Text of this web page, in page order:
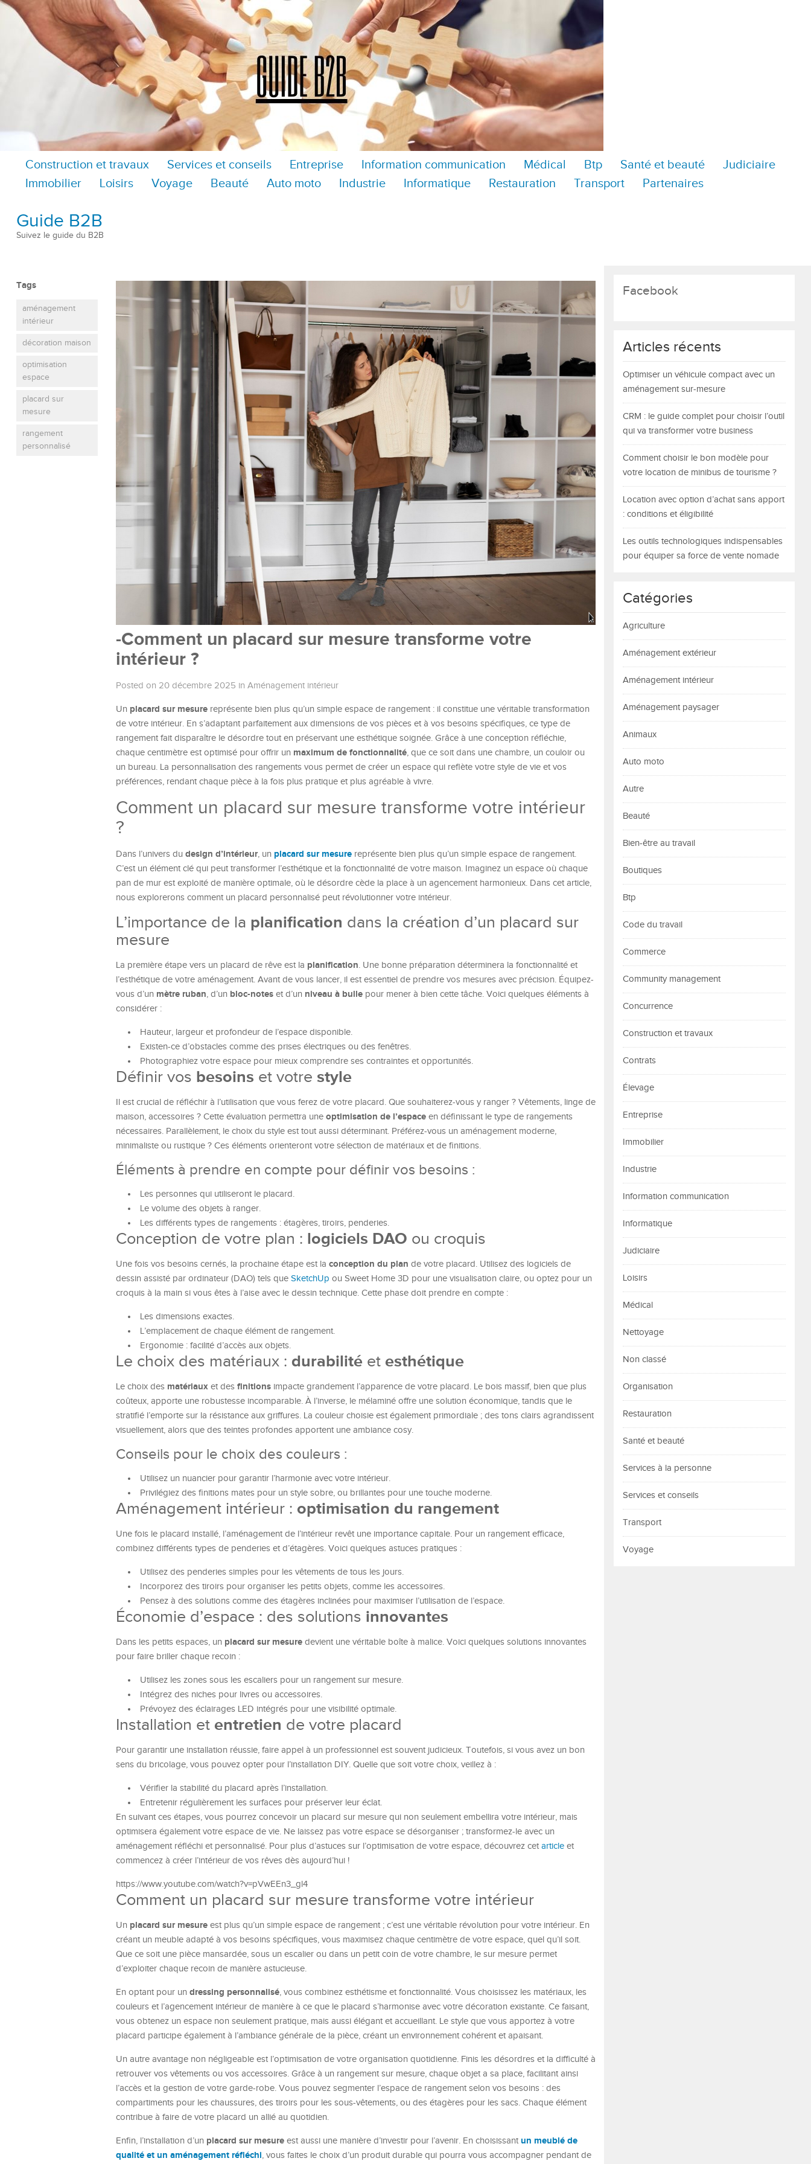
Construction et travaux Services et conseils Entreprise Information communication Médical Btp Santé et beauté
Judiciaire
Immobilier
Loisirs Voyage Beauté Auto moto Industrie Informatique Restauration Transport Partenaires
Guide B2B
Suivez le guide du B2B
Tags
aménagement
intérieur
décoration maison
optimisation
espace
placard sur
mesure
rangement
personnalisé
-Comment un placard sur mesure transforme votre
intérieur ?
Posted on 20 décembre 2025 in Aménagement intérieur
Un placard sur mesure représente bien plus qu’un simple espace de rangement : il constitue une véritable transformation
de votre intérieur. En s’adaptant parfaitement aux dimensions de vos pièces et à vos besoins spécifiques, ce type de
rangement fait disparaître le désordre tout en préservant une esthétique soignée. Grâce à une conception réfléchie,
chaque centimètre est optimisé pour offrir un maximum de fonctionnalité, que ce soit dans une chambre, un couloir ou
un bureau. La personnalisation des rangements vous permet de créer un espace qui reflète votre style de vie et vos
préférences, rendant chaque pièce à la fois plus pratique et plus agréable à vivre.
Comment un placard sur mesure transforme votre intérieur
?
Dans l’univers du design d’intérieur, un placard sur mesure représente bien plus qu’un simple espace de rangement.
C’est un élément clé qui peut transformer l’esthétique et la fonctionnalité de votre maison. Imaginez un espace où chaque
pan de mur est exploité de manière optimale, où le désordre cède la place à un agencement harmonieux. Dans cet article,
nous explorerons comment un placard personnalisé peut révolutionner votre intérieur.
L’importance de la planification dans la création d’un placard sur
mesure
La première étape vers un placard de rêve est la planification. Une bonne préparation déterminera la fonctionnalité et
l’esthétique de votre aménagement. Avant de vous lancer, il est essentiel de prendre vos mesures avec précision. Équipez-
vous d’un mètre ruban, d’un bloc-notes et d’un niveau à bulle pour mener à bien cette tâche. Voici quelques éléments à
considérer :
Hauteur, largeur et profondeur de l’espace disponible.
Existen-ce d’obstacles comme des prises électriques ou des fenêtres.
Photographiez votre espace pour mieux comprendre ses contraintes et opportunités.
Définir vos besoins et votre style
Il est crucial de réfléchir à l’utilisation que vous ferez de votre placard. Que souhaiterez-vous y ranger ? Vêtements, linge de
maison, accessoires ? Cette évaluation permettra une optimisation de l’espace en définissant le type de rangements
nécessaires. Parallèlement, le choix du style est tout aussi déterminant. Préférez-vous un aménagement moderne,
minimaliste ou rustique ? Ces éléments orienteront votre sélection de matériaux et de finitions.
Éléments à prendre en compte pour définir vos besoins :
Les personnes qui utiliseront le placard.
Le volume des objets à ranger.
Les différents types de rangements : étagères, tiroirs, penderies.
Conception de votre plan : logiciels DAO ou croquis
Une fois vos besoins cernés, la prochaine étape est la conception du plan de votre placard. Utilisez des logiciels de
dessin assisté par ordinateur (DAO) tels que SketchUp ou Sweet Home 3D pour une visualisation claire, ou optez pour un
croquis à la main si vous êtes à l’aise avec le dessin technique. Cette phase doit prendre en compte :
Les dimensions exactes.
L’emplacement de chaque élément de rangement.
Ergonomie : facilité d’accès aux objets.
Le choix des matériaux : durabilité et esthétique
Le choix des matériaux et des finitions impacte grandement l’apparence de votre placard. Le bois massif, bien que plus
coûteux, apporte une robustesse incomparable. À l’inverse, le mélaminé offre une solution économique, tandis que le
stratifié l’emporte sur la résistance aux griffures. La couleur choisie est également primordiale ; des tons clairs agrandissent
visuellement, alors que des teintes profondes apportent une ambiance cosy.
Conseils pour le choix des couleurs :
Utilisez un nuancier pour garantir l’harmonie avec votre intérieur.
Privilégiez des finitions mates pour un style sobre, ou brillantes pour une touche moderne.
Aménagement intérieur : optimisation du rangement
Une fois le placard installé, l’aménagement de l’intérieur revêt une importance capitale. Pour un rangement efficace,
combinez différents types de penderies et d’étagères. Voici quelques astuces pratiques :
Utilisez des penderies simples pour les vêtements de tous les jours.
Incorporez des tiroirs pour organiser les petits objets, comme les accessoires.
Pensez à des solutions comme des étagères inclinées pour maximiser l’utilisation de l’espace.
Économie d’espace : des solutions innovantes
Dans les petits espaces, un placard sur mesure devient une véritable boîte à malice. Voici quelques solutions innovantes
pour faire briller chaque recoin :
Utilisez les zones sous les escaliers pour un rangement sur mesure.
Intégrez des niches pour livres ou accessoires.
Prévoyez des éclairages LED intégrés pour une visibilité optimale.
Installation et entretien de votre placard
Pour garantir une installation réussie, faire appel à un professionnel est souvent judicieux. Toutefois, si vous avez un bon
sens du bricolage, vous pouvez opter pour l’installation DIY. Quelle que soit votre choix, veillez à :
Vérifier la stabilité du placard après l’installation.
Entretenir régulièrement les surfaces pour préserver leur éclat.
En suivant ces étapes, vous pourrez concevoir un placard sur mesure qui non seulement embellira votre intérieur, mais
optimisera également votre espace de vie. Ne laissez pas votre espace se désorganiser ; transformez-le avec un
aménagement réfléchi et personnalisé. Pour plus d’astuces sur l’optimisation de votre espace, découvrez cet article et
commencez à créer l’intérieur de vos rêves dès aujourd’hui !
https://www.youtube.com/watch?v=pVwEEn3_gl4
Comment un placard sur mesure transforme votre intérieur
Un placard sur mesure est plus qu’un simple espace de rangement ; c’est une véritable révolution pour votre intérieur. En
créant un meuble adapté à vos besoins spécifiques, vous maximisez chaque centimètre de votre espace, quel qu’il soit.
Que ce soit une pièce mansardée, sous un escalier ou dans un petit coin de votre chambre, le sur mesure permet
d’exploiter chaque recoin de manière astucieuse.
En optant pour un dressing personnalisé, vous combinez esthétisme et fonctionnalité. Vous choisissez les matériaux, les
couleurs et l’agencement intérieur de manière à ce que le placard s’harmonise avec votre décoration existante. Ce faisant,
vous obtenez un espace non seulement pratique, mais aussi élégant et accueillant. Le style que vous apportez à votre
placard participe également à l’ambiance générale de la pièce, créant un environnement cohérent et apaisant.
Un autre avantage non négligeable est l’optimisation de votre organisation quotidienne. Finis les désordres et la difficulté à
retrouver vos vêtements ou vos accessoires. Grâce à un rangement sur mesure, chaque objet a sa place, facilitant ainsi
l’accès et la gestion de votre garde-robe. Vous pouvez segmenter l’espace de rangement selon vos besoins : des
compartiments pour les chaussures, des tiroirs pour les sous-vêtements, ou des étagères pour les sacs. Chaque élément
contribue à faire de votre placard un allié au quotidien.
Enfin, l’installation d’un placard sur mesure est aussi une manière d’investir pour l’avenir. En choisissant un meublé de
qualité et un aménagement réfléchi, vous faites le choix d’un produit durable qui pourra vous accompagner pendant de
Facebook
Articles récents
Optimiser un véhicule compact avec un
aménagement sur-mesure
CRM : le guide complet pour choisir l’outil
qui va transformer votre business
Comment choisir le bon modèle pour
votre location de minibus de tourisme ?
Location avec option d’achat sans apport
: conditions et éligibilité
Les outils technologiques indispensables
pour équiper sa force de vente nomade
Catégories
Agriculture
Aménagement extérieur
Aménagement intérieur
Aménagement paysager
Animaux
Auto moto
Autre
Beauté
Bien-être au travail
Boutiques
Btp
Code du travail
Commerce
Community management
Concurrence
Construction et travaux
Contrats
Élevage
Entreprise
Immobilier
Industrie
Information communication
Informatique
Judiciaire
Loisirs
Médical
Nettoyage
Non classé
Organisation
Restauration
Santé et beauté
Services à la personne
Services et conseils
Transport
Voyage